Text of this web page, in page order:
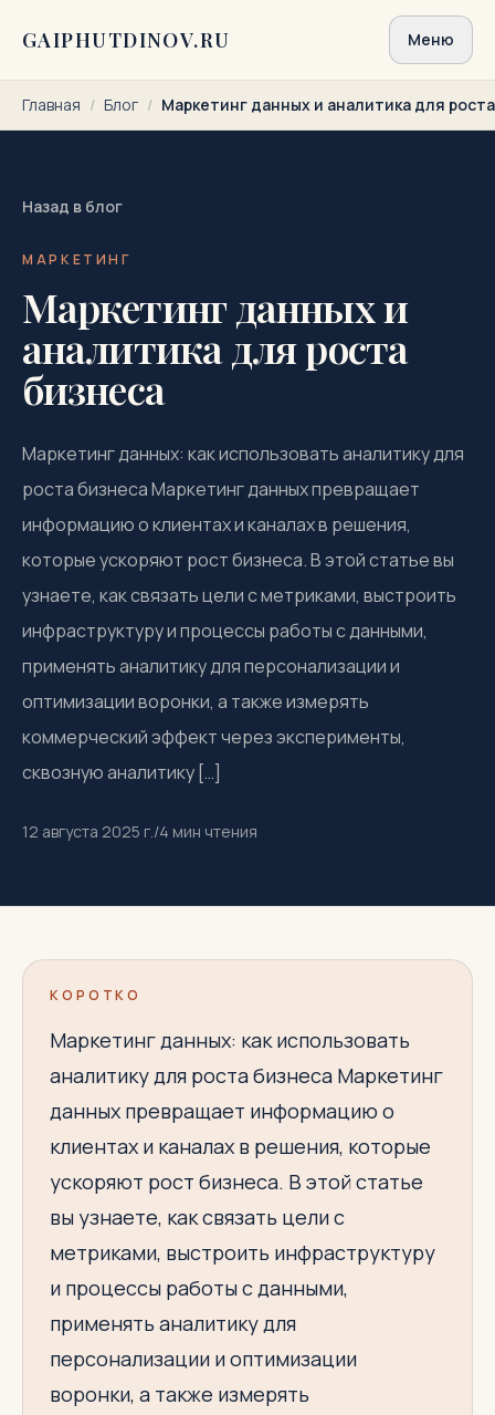
GAIPHUTDINOV.RU Меню
Главная / Блог / Маркетинг данных и аналитика для
Назад в блог
МАРКЕТИНГ
Маркетинг данных и
аналитика для роста
бизнеса
Маркетинг данных: как использовать аналитику для
роста бизнеса Маркетинг данных превращает
информацию о клиентах и каналах в решения,
которые ускоряют рост бизнеса. В этой статье вы
узнаете, как связать цели с метриками, выстроить
инфраструктуру и процессы работы с данными,
применять аналитику для персонализации и
оптимизации воронки, а также измерять
коммерческий эффект через эксперименты,
сквозную аналитику […]
12 августа 2025 г./4 мин чтения
КОРОТКО
Маркетинг данных: как использовать
аналитику для роста бизнеса Маркетинг
данных превращает информацию о
клиентах и каналах в решения, которые
ускоряют рост бизнеса. В этой статье
вы узнаете, как связать цели с
метриками, выстроить инфраструктуру
и процессы работы с данными,
применять аналитику для
персонализации и оптимизации
воронки, а также измерять